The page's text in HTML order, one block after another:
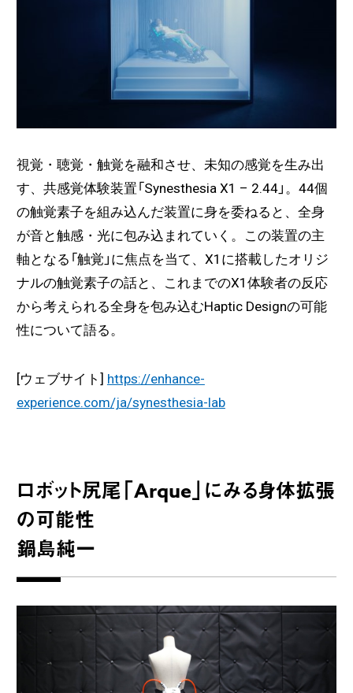
視覚・聴覚・触覚を融和させ、未知の感覚を生み出
す、共感覚体験装置「Synesthesia X1 – 2.44」。44個
の触覚素子を組み込んだ装置に身を委ねると、全身
が音と触感・光に包み込まれていく。この装置の主
軸となる「触覚」に焦点を当て、X1に搭載したオリジ
ナルの触覚素子の話と、これまでのX1体験者の反応
から考えられる全身を包み込むHaptic Designの可能
性について語る。
[ウェブサイト] https://enhance-
experience.com/ja/synesthesia-lab
ロボット尻尾「Arque」にみる身体拡張
の可能性
鍋島純一